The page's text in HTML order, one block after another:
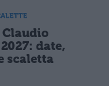
date,
scaletta